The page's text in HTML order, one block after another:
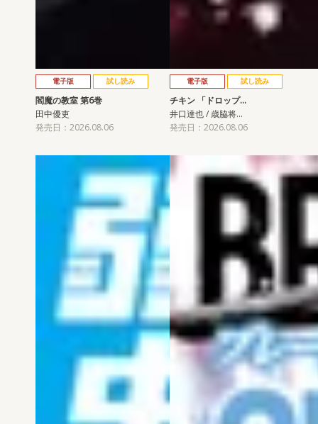
電子版 試し読み
閻魔の教室 第6巻
田中優吏
発売日：2026.08.06
電子版 試し読み
チキン 「ドロップ…
井口達也 / 歳脇将…
発売日：2026.08.06